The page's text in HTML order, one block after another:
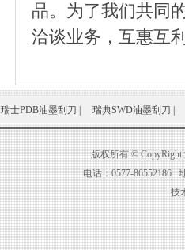
品。为了我们共同
洽谈业务，互惠互
瑞士PDB油墨刮刀 瑞典SWD油墨刮刀
版权所有 ©
电话：0577-86552186
技